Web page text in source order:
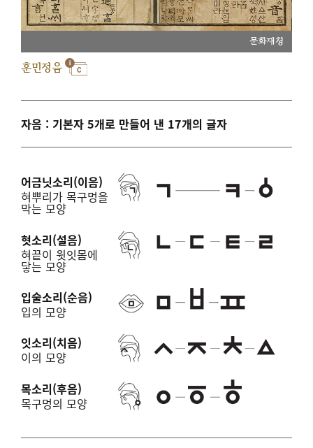
문화재청
훈민정음
자음 : 기본자 5개로 만들어 낸 17개의 글자
어금닛소리(이음)
혀뿌리가 목구멍을
막는 모양
혓소리(설음)
혀끝이 윗잇몸에
닿는 모양
입술소리(순음)
입의 모양
잇소리(치음)
이의 모양
목소리(후음)
목구멍의 모양